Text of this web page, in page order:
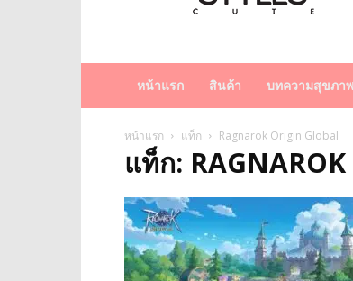
เรื่อง
ราว
ครีม
หน้า
ขาว
หน้า
ใส
หน้าแรก สินค้า บทความสุขภาพ
หน้าแรก แท็ก Ragnarok Origin Global
แท็ก: